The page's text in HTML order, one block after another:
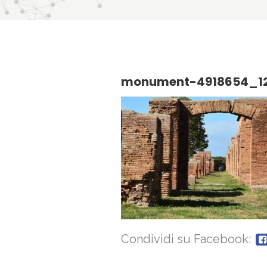
monument-
Condividi su Facebook: